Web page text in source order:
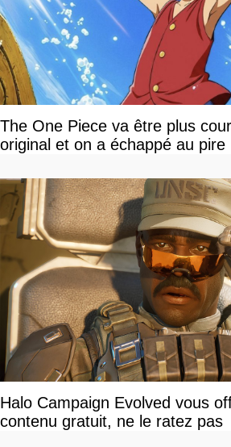
The One Piece va être plus
original et on a échappé au pire
Halo Campaign Evolved vous
contenu gratuit, ne le ratez pas